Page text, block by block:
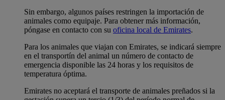
Sin embargo, algunos países restringen la importación de
animales como equipaje. Para obtener más información,
póngase en contacto con su oficina local de Emirates.
Para los animales que viajan con Emirates, se indicará siempre
en el transportín del animal un número de contacto de
emergencia disponible las 24 horas y los requisitos de
temperatura óptima.
Emirates no aceptará el transporte de animales preñados si la